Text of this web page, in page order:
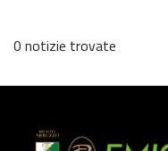
0 notizie trovate